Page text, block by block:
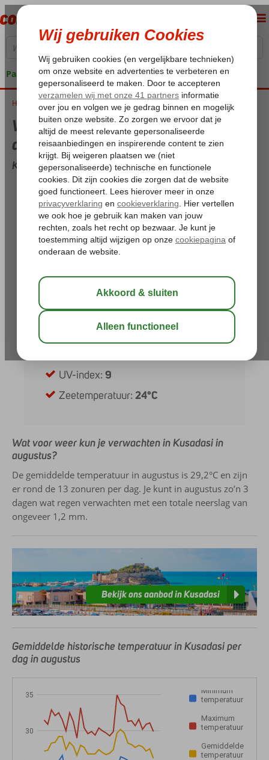
Pakketgarantie
Home Weer en temperatuur in Kusadasi in augustus
Weer en temperatuur in Kusadasi in
augustus
Kusadasi overzicht voor augustus
Maximum temperatuur:33,2°C
Minimum temperatuur (nacht):
23,8°C
Dagen met regen:3
Neerslag:1,2 mm
Zonuren per dag:13
UV-index:9
Zeetemperatuur:24°C
Wat voor weer kun je verwachten in Kusadasi in
augustus?
De gemiddelde temperatuur in augustus is 29,2°C en zijn
er rond de 13 zonuren per dag. Je kunt in augustus zo’n 3
dagen wat regen verwachten met een totale neerslag van
ongeveer 1,2 mm.
Bekijk ons aanbod in Kusadasi
Gemiddelde historische temperatuur in Kusadasi per
dag in augustus
Minimum
temperatuur
Maximum
temperatuur
Gemiddelde
temperatuur
30
35